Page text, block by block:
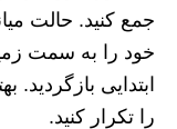
جمع کنید. حالت
خود را به سمت
ابتدایی
را تکرار کنید.